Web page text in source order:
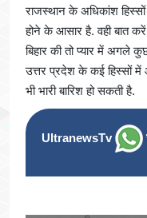
राजस्थान के अधिकांश
होने के आसार है. वही बात करें
बिहार की तो प्यार में अगले
उत्तर प्रदेश के कई हिस्सों
भी भारी बारिश हो सकती है.
UltranewsTv